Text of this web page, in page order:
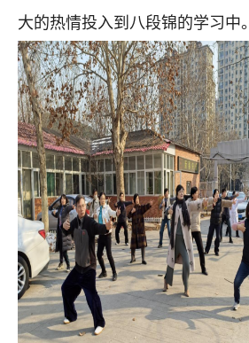
大的热情投入到八段锦的学习中。